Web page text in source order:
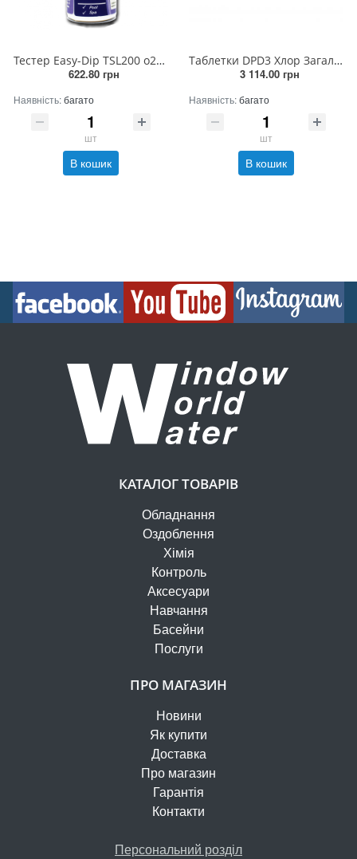
Тестер Easy-Dip TSL200 o2/pH/Alk
622.80 грн
Наявність:багато
шт
В кошик
Таблетки DPD3 Хлор Загальний (CL) (500 таб/уп.) (10таб/шт) (rapid/comparator)
3 114.00 грн
Наявність:багато
шт
В кошик
КАТАЛОГ ТОВАРІВ
Обладнання
Оздоблення
Хімія
Контроль
Аксесуари
Навчання
Басейни
Послуги
ПРО МАГАЗИН
Новини
Як купити
Доставка
Про магазин
Гарантія
Контакти
Персональний розділ